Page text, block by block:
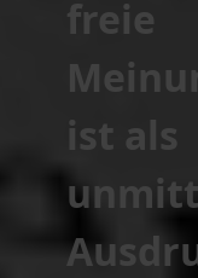
freie
ist als